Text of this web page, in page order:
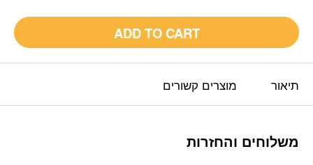
ADD TO CART
תיאור מוצרים קשורים
משלוחים והחזרות